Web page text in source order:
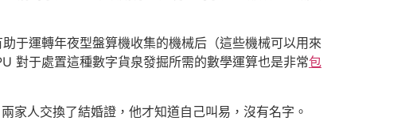
于運轉年夜型盤算機收集的機械后（這些機械可以用來
對于處置這種數字貨泉發掘所需的數學運算也是非常包
家人交換了結婚證，他才知道自己叫易，沒有名字。